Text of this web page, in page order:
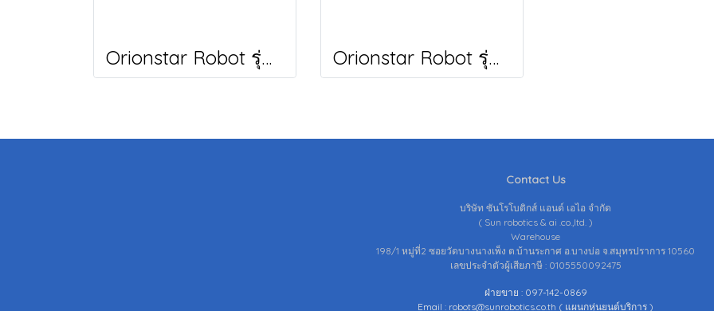
Orionstar Robot รุ่น PRO AD (DR-02) หุ่นยนต์เสิร์ฟอาหาร Orionstar Robot รุ่น DR01 หุ่นยนต์เสิร์ฟอาหาร จาก Orionstar
Contact Us
บริษัท ซันโรโบติกส์ แอนด์ เอไอ จำกัด
( Sun robotics & ai .co.,ltd. )
Warehouse
198/1 หมู่ที่2 ซอยวัดบางนางเพ็ง ต.บ้านระกาศ อ.บางบ่อ จ.สมุทรปราการ 10560
เลขประจำตัวผู้เสียภาษี : 0105550092475
ฝ่ายขาย : 097-142-0869
Email : robots@sunrobotics.co.th ( แผนกหุ่นยนต์บริการ )